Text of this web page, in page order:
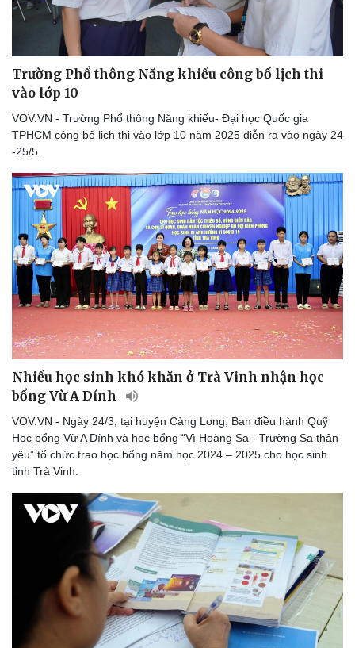
Tư vấn
Săn Tour
check-in
Câu chuyện thời sự
Đọc truyện đêm khuya
Cửa sổ tình yêu
Kể chuyện cho bé
Hạt giống tâm hồn
Trường Phổ thông Năng khiếu công bố lịch thi
vào lớp 10
VOV.VN - Trường Phổ thông Năng khiếu- Đại học Quốc gia
TPHCM công bố lịch thi vào lớp 10 năm 2025 diễn ra vào ngày 24
-25/5.
Nhiều học sinh khó khăn ở Trà Vinh nhận học
bổng Vừ A Dính
VOV.VN - Ngày 24/3, tại huyện Càng Long, Ban điều hành Quỹ
Học bổng Vừ A Dính và học bổng “Vì Hoàng Sa - Trường Sa thân
yêu” tổ chức trao học bổng năm học 2024 – 2025 cho học sinh
tỉnh Trà Vinh.